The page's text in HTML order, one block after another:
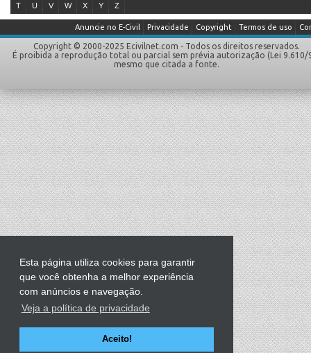
Esta página utiliza cookies para garantir
que você obtenha a melhor experiência
com anúncios e navegação.
Veja a política de privacidade
Aceito!
T
U V W X Y Z
Termos de uso
Copyright
Privacidade
Anuncie no E-Civil
Copyright © 2000-2025 Ecivilnet.com - Todos os direitos reservados.
É proibida a reprodução total ou parcial sem prévia autorização (Lei 9.610/
mesmo que citada a fonte.